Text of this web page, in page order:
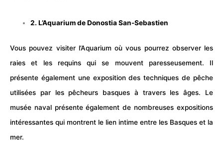
2. L’Aquarium de Donostia San-Sebastien
Vous pouvez visiter l’Aquarium où vous pourrez observer les
raies et les requins qui se mouvent paresseusement. Il
présente également une exposition des techniques de pêche
utilisées par les pêcheurs basques à travers les âges. Le
musée naval présente également de nombreuses expositions
intéressantes qui montrent le lien intime entre les Basques et la
mer.